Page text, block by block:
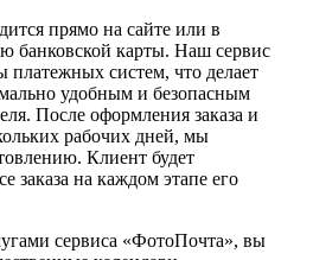
прямо на сайте или в
банковской карты. Наш сервис
платежных систем, что делает
удобным и безопасным
После оформления заказа и
рабочих дней, мы
Клиент будет
заказа на каждом этапе его
сервиса «ФотоПочта», вы